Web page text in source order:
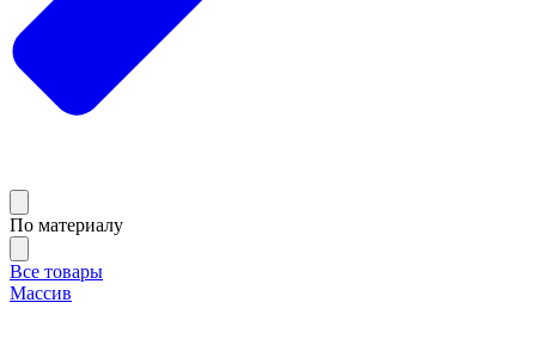
По материалу
Все товары
Массив